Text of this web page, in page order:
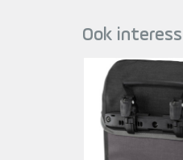
Ook